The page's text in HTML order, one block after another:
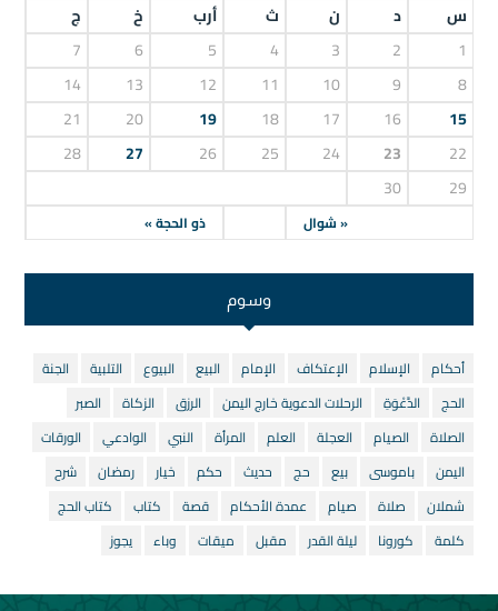
س د ن ث أرب خ ج
« شوال ذو الحجة »
1
2
3
4
5
6
7
8
9
10
11
12
13
14
15
16
17
18
19
20
21
22
23
24
25
26
27
28
29
30
وسوم
أحكام الإسلام الإعتكاف الإمام البيع البيوع التلبية
الجنة
الحج
الدَّعْوَةِ الرحلات الدعوية خارج اليمن الرزق الزكاة
الصبر
الصلاة
الصيام العجلة العلم المرأة النبي الوادعي
الورقات
اليمن
باموسى بيع حج حديث حكم خيار رمضان
شرح
شملان
صلاة صيام عمدة الأحكام قصة كتاب
كتاب الحج
كلمة
كورونا ليلة القدر مقبل ميقات وباء يجوز